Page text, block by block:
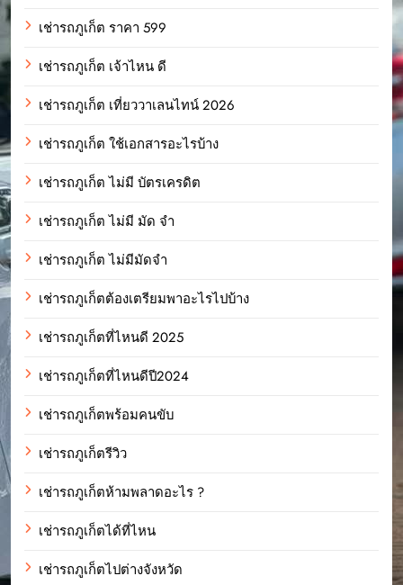
เช่ารถภูเก็ต ราคา 599
เช่ารถภูเก็ต เจ้าไหน ดี
เช่ารถภูเก็ต เที่ยววาเลนไทน์ 2026
เช่ารถภูเก็ต ใช้เอกสารอะไรบ้าง
เช่ารถภูเก็ต ไม่มี บัตรเครดิต
เช่ารถภูเก็ต ไม่มี มัด จํา
เช่ารถภูเก็ต ไม่มีมัดจำ
เช่ารถภูเก็ตต้องเตรียมพาอะไรไปบ้าง
เช่ารถภูเก็ตที่ไหนดี 2025
เช่ารถภูเก็ตที่ไหนดีปี2024
เช่ารถภูเก็ตพร้อมคนขับ
เช่ารถภูเก็ตรีวิว
เช่ารถภูเก็ตห้ามพลาดอะไร ?
เช่ารถภูเก็ตได้ที่ไหน
เช่ารถภูเก็ตไปต่างจังหวัด